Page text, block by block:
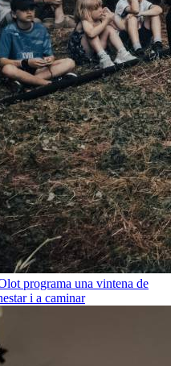
programa una vintena de
i a caminar